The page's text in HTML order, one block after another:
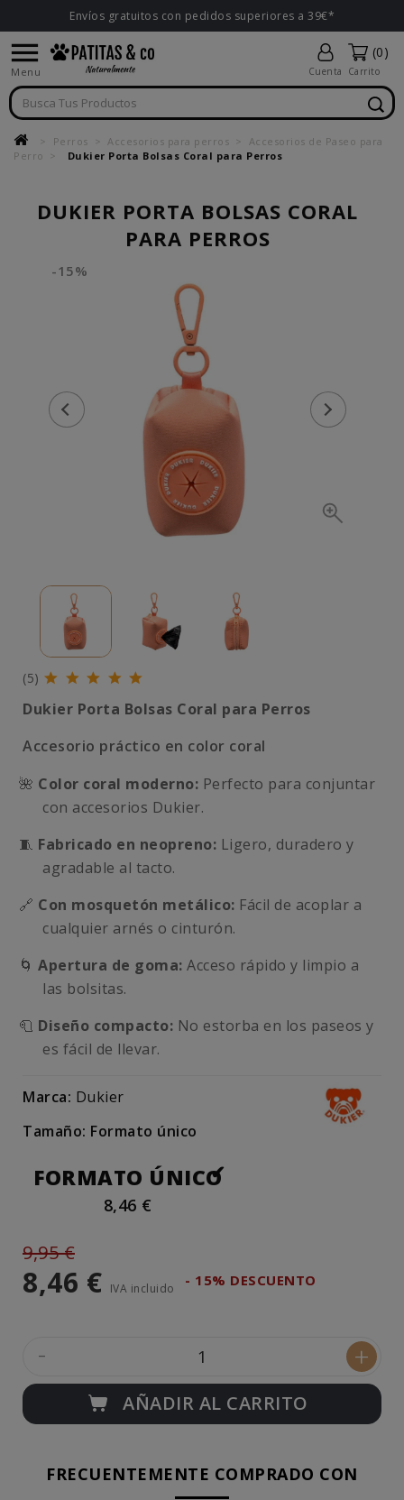
Envíos gratuitos con pedidos superiores a 39€*

Menu Cuenta
(0)
Carrito
Perros Accesorios para perros
Accesorios de Paseo para
Perro
Dukier Porta Bolsas Coral para Perros
DUKIER PORTA BOLSAS CORAL
PARA PERROS
-15%
(5)
Dukier Porta Bolsas Coral para Perros
Accesorio práctico en color coral
🌺 Color coral moderno: Perfecto para conjuntar
con accesorios Dukier.
🧵 Fabricado en neopreno: Ligero, duradero y
agradable al tacto.
🔗 Con mosquetón metálico: Fácil de acoplar a
cualquier arnés o cinturón.
🌀 Apertura de goma: Acceso rápido y limpio a
las bolsitas.
🧻 Diseño compacto: No estorba en los paseos y
es fácil de llevar.
Marca: Dukier
Tamaño: Formato único
FORMATO ÚNICO
8,46 €
9,95 €
8,46 € IVA incluido - 15% DESCUENTO
- +
AÑADIR AL CARRITO
FRECUENTEMENTE COMPRADO CON